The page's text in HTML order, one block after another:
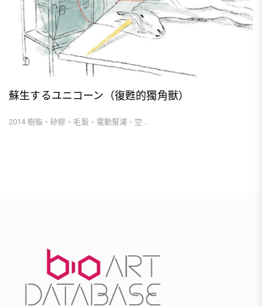
蘇生するユニコーン（復甦的獨角獸）
2014 樹脂、矽膠、毛髮、電動幫浦、空...